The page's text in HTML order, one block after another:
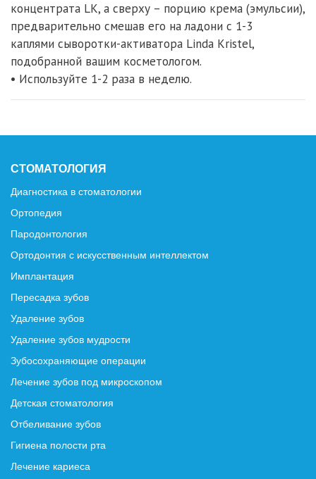
концентрата LK, а сверху – порцию крема (эмульсии),
предварительно смешав его на ладони с 1-3
каплями сыворотки-активатора Linda Kristel,
подобранной вашим косметологом.
• Используйте 1-2 раза в неделю.
СТОМАТОЛОГИЯ
Диагностика в стоматологии
Ортопедия
Пародонтология
Ортодонтия с искусственным интеллектом
Имплантация
Пересадка зубов
Удаление зубов
Удаление зубов мудрости
Зубосохраняющие операции
Лечение зубов под микроскопом
Детская стоматология
Отбеливание зубов
Гигиена полости рта
Лечение кариеса